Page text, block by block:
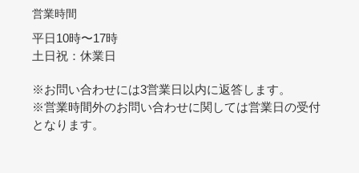
営業時間
平日10時〜17時
土日祝：休業日
※お問い合わせには3営業日以内に返答します。
※営業時間外のお問い合わせに関しては営業日の受付
となります。